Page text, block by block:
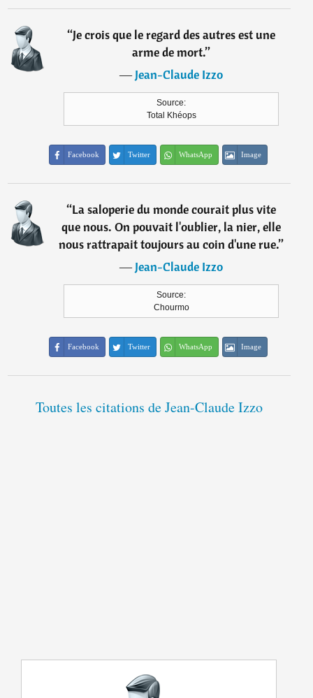
“Je crois que le regard des autres est une
arme de mort.”
―Jean-Claude Izzo
Source:
Total Khéops
Facebook Twitter WhatsApp Image
“La saloperie du monde courait plus vite
que nous. On pouvait l'oublier, la nier, elle
nous rattrapait toujours au coin d'une rue.”
―Jean-Claude Izzo
Source:
Chourmo
Facebook Twitter WhatsApp Image
Toutes les citations de Jean-Claude Izzo